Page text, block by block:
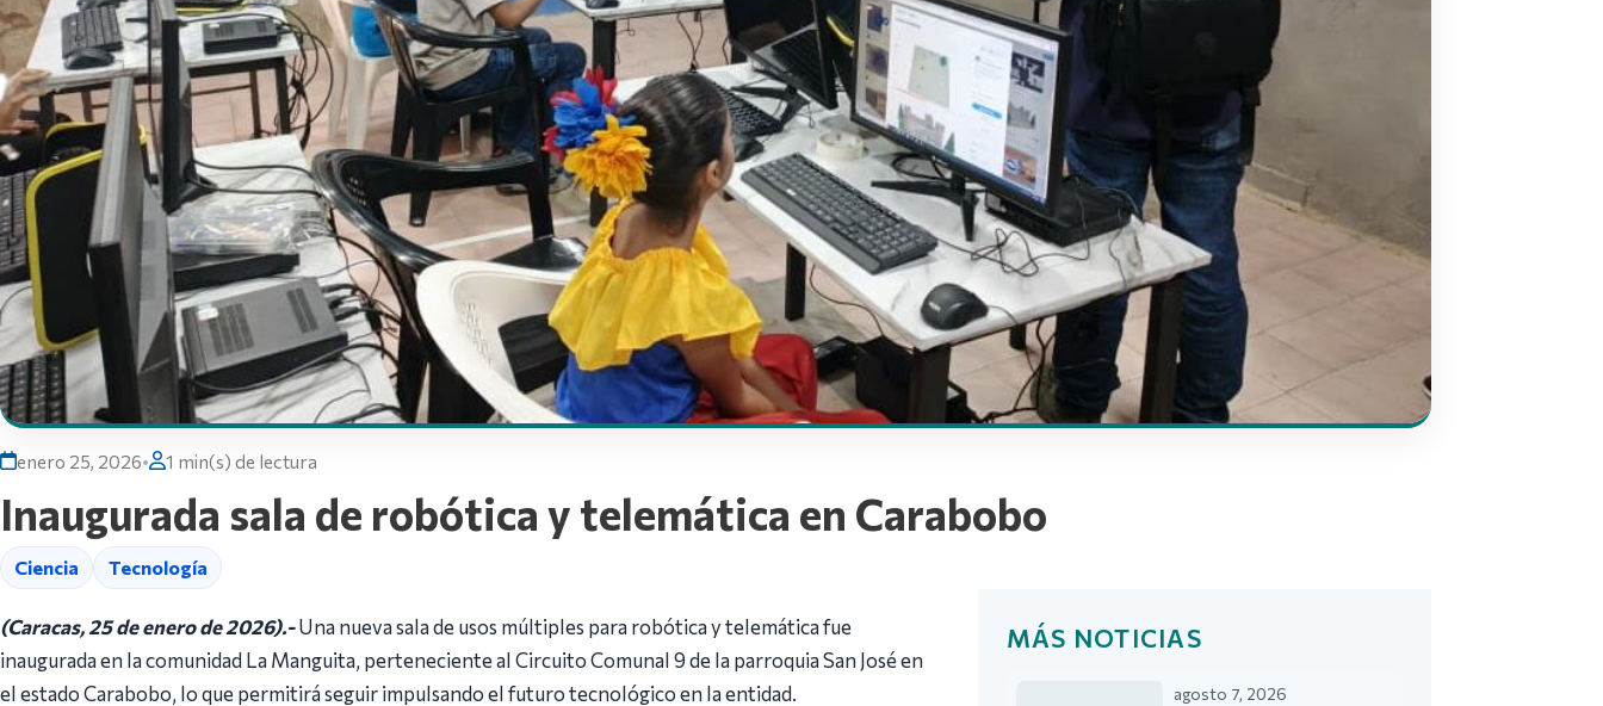
enero 25, 2026• 1 min(s) de lectura
Inaugurada sala de robótica y telemática en Carabobo
Ciencia Tecnología
(Caracas, 25 de enero de 2026).-Una nueva sala de usos múltiples para robótica y telemática fue
inaugurada en la comunidad La Manguita, perteneciente al Circuito Comunal 9 de la parroquia San José en
el estado Carabobo, lo que permitirá seguir impulsando el futuro tecnológico en la entidad.
MÁS NOTICIAS
agosto 7, 2026